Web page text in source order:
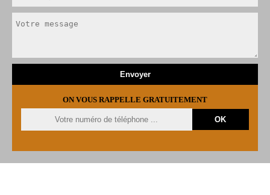
ON VOUS RAPPELLE GRATUITEMENT